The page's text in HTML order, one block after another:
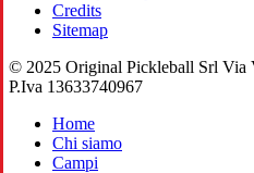
Credits
Sitemap
© 2025 Original Pickleball Srl Via
P.Iva 13633740967
Close
Menu
Home
Chi siamo
Campi